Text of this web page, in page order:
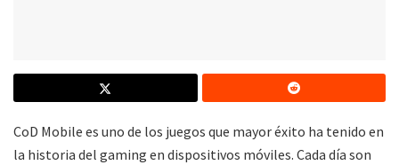
CoD Mobile es uno de los juegos que mayor éxito ha tenido en
la historia del gaming en dispositivos móviles. Cada día son